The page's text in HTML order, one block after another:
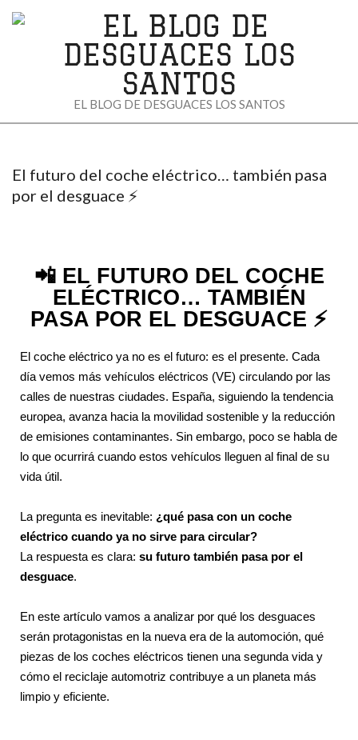
DE
DESGUACES
EL BLOG DE DESGUACES LOS SANTOS
El futuro del coche eléctrico… también pasa
por el desguace ⚡
📲 EL FUTURO DEL COCHE
ELÉCTRICO… TAMBIÉN
PASA POR EL DESGUACE ⚡
El coche eléctrico ya no es el futuro: es el presente. Cada
día vemos más vehículos eléctricos (VE) circulando por las
calles de nuestras ciudades. España, siguiendo la tendencia
europea, avanza hacia la movilidad sostenible y la reducción
de emisiones contaminantes. Sin embargo, poco se habla de
lo que ocurrirá cuando estos vehículos lleguen al final de su
vida útil.
La pregunta es inevitable: ¿qué pasa con un coche
eléctrico cuando ya no sirve para circular?
La respuesta es clara: su futuro también pasa por el
desguace.
En este artículo vamos a analizar por qué los desguaces
serán protagonistas en la nueva era de la automoción, qué
piezas de los coches eléctricos tienen una segunda vida y
cómo el reciclaje automotriz contribuye a un planeta más
limpio y eficiente.